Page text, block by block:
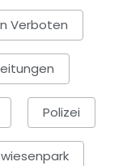
Verboten
Polizei